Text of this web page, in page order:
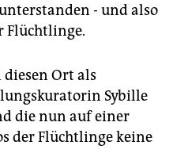
- und also
Flüchtlinge.
Ort als
Sybille
die nun auf einer
der Flüchtlinge keine